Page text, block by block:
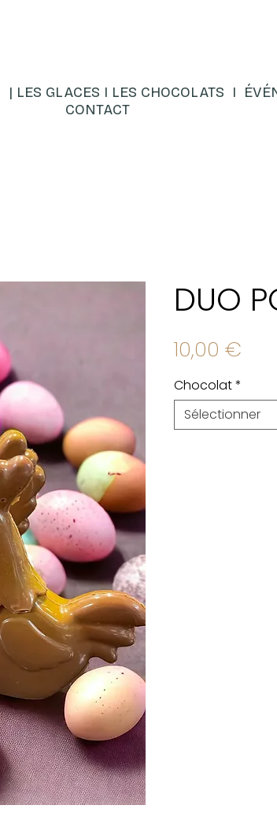
| LES GLACES I LES CHOCOLATS I
CONTACT
DUO
10,00 €
Chocolat*
Sélectionner